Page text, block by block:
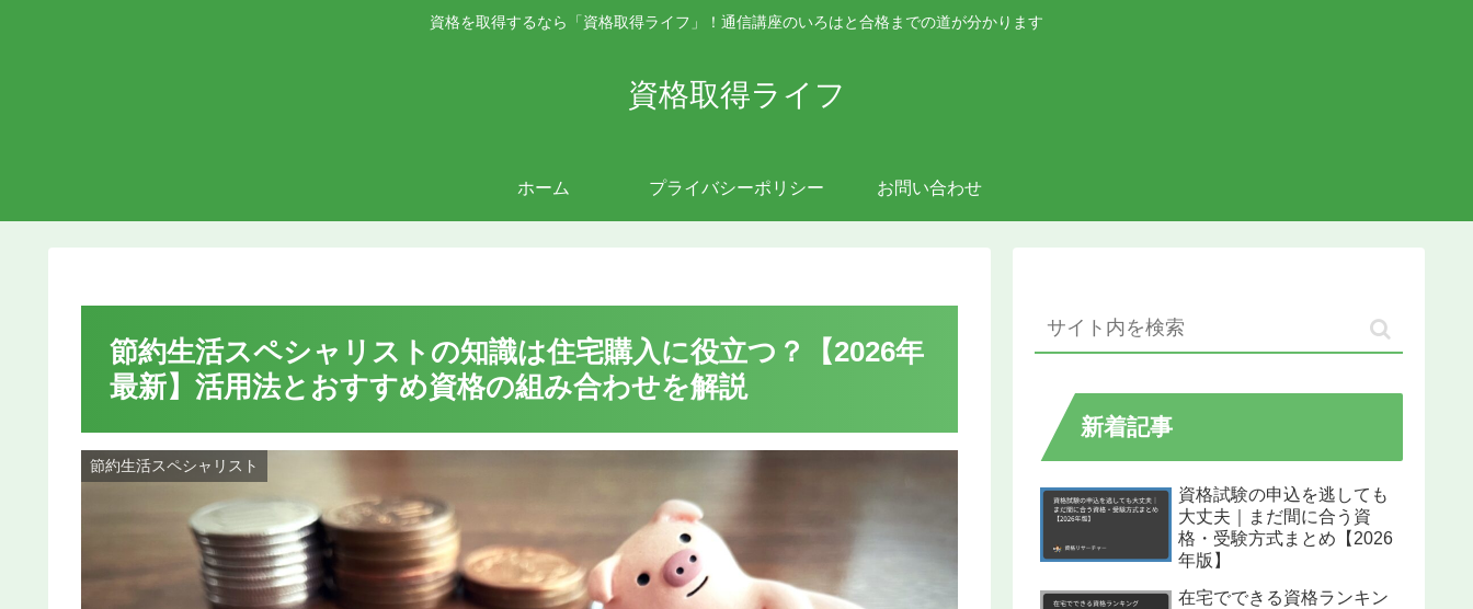
資格を取得するなら「資格取得ライフ」！通信講座のいろはと合格までの道が分かります
資格取得ライフ
ホーム プライバシーポリシー お問い合わせ
節約生活スペシャリストの知識は住宅購入に役立つ？【2026年
最新】活用法とおすすめ資格の組み合わせを解説
節約生活スペシャリスト
新着記事
資格試験の申込を逃しても
大丈夫｜まだ間に合う資
格・受験方式まとめ【2026
年版】
在宅でできる資格ランキン